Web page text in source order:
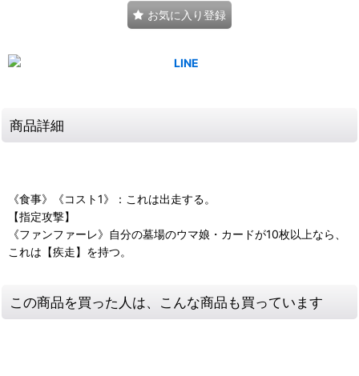
お気に入り登録
商品詳細
《食事》《コスト1》：これは出走する。
【指定攻撃】
《ファンファーレ》自分の墓場のウマ娘・カードが10枚以上なら、
これは【疾走】を持つ。
この商品を買った人は、こんな商品も買っています